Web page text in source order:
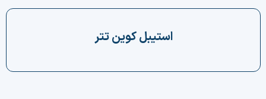
استیبل کوین تتر